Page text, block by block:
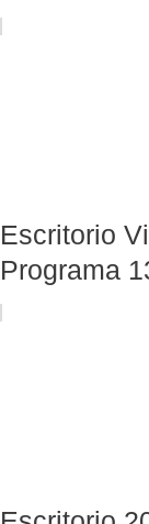
Escritorio
Programa